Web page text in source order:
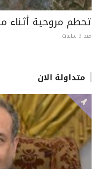
تحطم مروحية أثناء
منذ 3 ساعات
متداولة الان